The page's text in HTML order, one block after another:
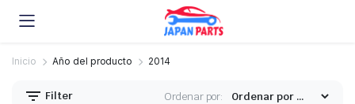
Inicio Año del producto 2014
Filter Ordenar por: